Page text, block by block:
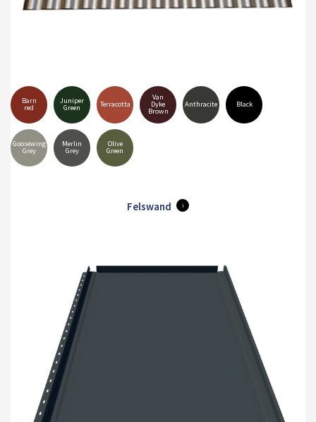
Barn
red
Juniper
Green Terracotta
Van
Dyke
Brown
Anthracite Black
Goosewing
Grey
Merlin
Grey
Olive
Green
Felswand i